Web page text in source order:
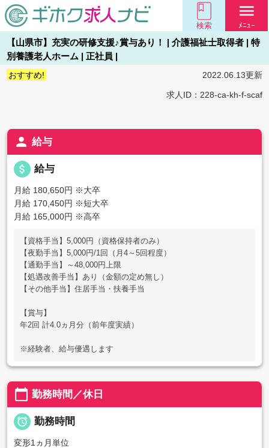
検索
menu
ﾒﾆｭｰ
【山県市】充実の研修支援♪賞与あり！ | 介護福祉士取得者 | 特
別養護老人ホーム | 正社員 |
おすすめ! 2022.06.13更新
求人ID：228-ca-kh-f-scaf
person 給与
attach_money 給与
月給 180,650円 ※大卒
月給 170,450円 ※短大卒
月給 165,000円 ※高卒
【資格手当】5,000円（資格保持者のみ）
【夜勤手当】5,000円/1回（月4～5回程度）
【通勤手当】～48,000円上限
【処遇改善手当】あり（金額の定め無し）
【その他手当】住居手当・扶養手当
【賞与】
年2回 計4.0ヵ月分（前年度実績）
※経験者、給与優遇します
calendar_today 勤務時間／休日
 勤務時間
変形1ヵ月単位